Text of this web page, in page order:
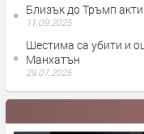
Близък до Тръмп
11.09.2025
Шестима са убити и
Манхатън
29.07.2025